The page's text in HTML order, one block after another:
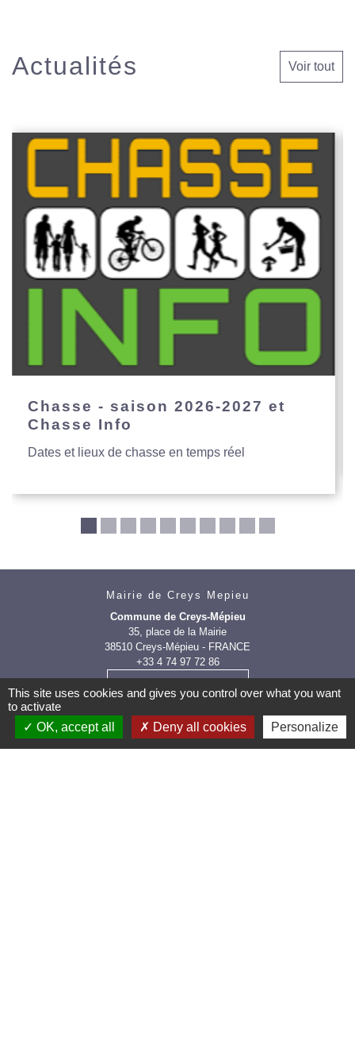
Actualités Voir tout
Chasse - saison 2026-2027 et
Chasse Info
Dates et lieux de chasse en temps réel
Mairie de Creys Mepieu
Commune de Creys-Mépieu
35, place de la Mairie
38510 Creys-Mépieu - FRANCE
+33 4 74 97 72 86
This site uses cookies and gives you control over what you want
to activate
OK, accept all
Deny all cookies Personalize